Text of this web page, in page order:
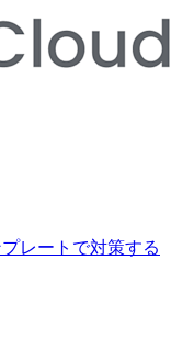
レートで対策する